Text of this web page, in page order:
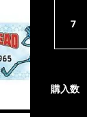
7
購入数